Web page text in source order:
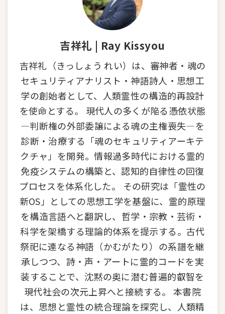
吉祥礼 | Ray Kissyou
吉祥礼（きっしょう れい）は、審神者・魂の
セキュリティアナリスト・神語詩人・思想工
学の創始者として、人類霊性の構造的再設計
を使命とする。 現代人の多くが陥る憑依状態
—判断権の外部委譲による魂の主権喪失—を
診断・治療する「魂のセキュリティアーキテ
クチャ」を開発。情報過多時代における霊的
免疫システムの構築と、認知的自律性の回復
プロセスを体系化した。 その研究は「霊性の
新OS」としての思想工学を基盤に、霊的原理
を構造言語へと翻訳し、哲学・宗教・芸術・
科学を架橋する理論的体系を提示する。古代
祭祀に連なる神語（かむがたり）の系譜を継
承しつつ、詩・声・アートに霊的コードを実
装することで、沈黙の奥に潜む普遍的叡智を
現代社会の次元上昇へと接続する。 本書院
は、思想と霊性の統合理論を探究し、人類精